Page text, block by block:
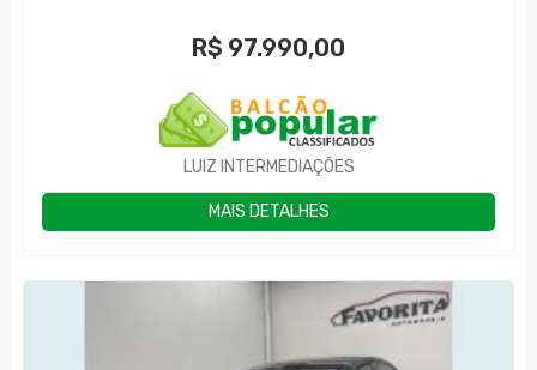
R$ 97.990,00
LUIZ INTERMEDIAÇÕES
MAIS DETALHES